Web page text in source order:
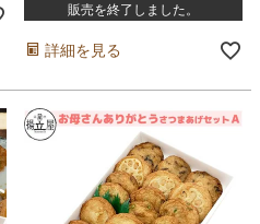
販売を終了しました。
詳細を見る